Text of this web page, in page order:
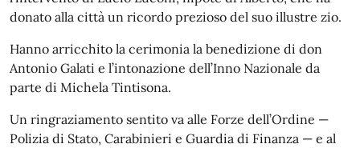
donato alla città un ricordo prezioso del suo illustre zio.
Hanno arricchito la cerimonia la benedizione di don
Antonio Galati e l’intonazione dell’Inno Nazionale da
parte di Michela Tintisona.
Un ringraziamento sentito va alle Forze dell’Ordine —
Polizia di Stato, Carabinieri e Guardia di Finanza — e al